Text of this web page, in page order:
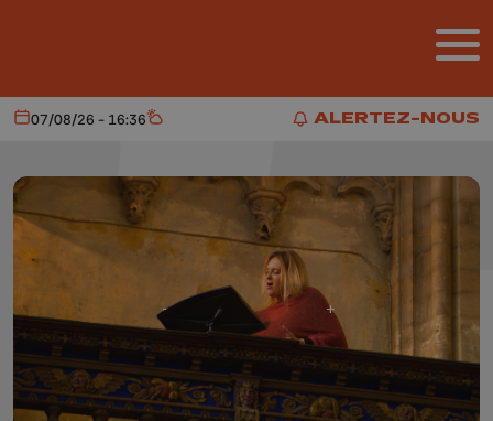
ALERTEZ-NOUS
ALERTEZ-NOUS
Aujourd'hui
07/08/26 - 16:36 Météo